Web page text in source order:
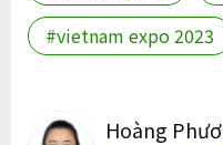
#vietnam expo 2023
Hoàng